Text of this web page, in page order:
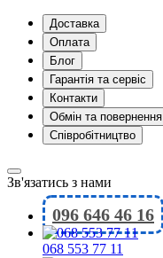
Доставка
Оплата
Блог
Гарантія та сервіс
Контакти
Обмін та повернення
Співробітництво
Зв'язатись з нами
096 646 46 16
068 553 77 11